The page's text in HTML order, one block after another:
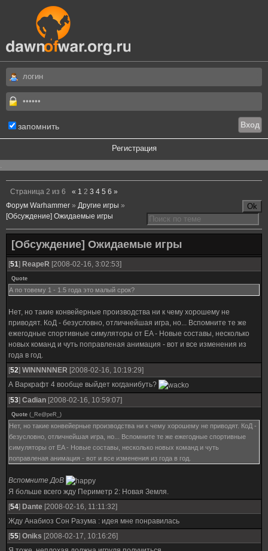
запомнить
Регистрация
.
Страница 2 из 6 « 1 2 3 4 5 6 »
Форум Warhammer » Другие игры »
[Обсуждение] Ожидаемые игры
[Обсуждение] Ожидаемые игры
[51] ReapeR [2008-02-16, 3:02:53]
Quote
А по товему 1 - 1.5 года это малый срок?
Нет, но такие конвейерные производства ни к чему хорошему не
приводят. КоД - безусловно, отличнейшая игра, но... Вспомните те же
ежегодные спортивные симуляторы от EA - Новые составы, несколько
новых команд и чуть поправленая анимация - вот и все изменения из
года в год.
[52] WINNNNNER [2008-02-16, 10:19:29]
А Варкрафт 4 вообще выйдет когданибуть?
[53] Cadian [2008-02-16, 10:59:07]
Quote ( _Re@peR_ )
Нет, но такие конвейерные производства ни к чему хорошему не приводят. КоД -
безусловно, отличнейшая игра, но... Вспомните те же ежегодные спортивные
симуляторы от EA - Новые составы, несколько новых команд и чуть
поправленая анимация - вот и все изменения из года в год.
Вспомните ДоВ
Я больше всего жду Периметр 2: Новая Земля.
[54] Dante [2008-02-16, 11:11:32]
Жду Анабиоз Сон Разума : идея мне понравилась
[55] Oniks [2008-02-17, 10:16:26]